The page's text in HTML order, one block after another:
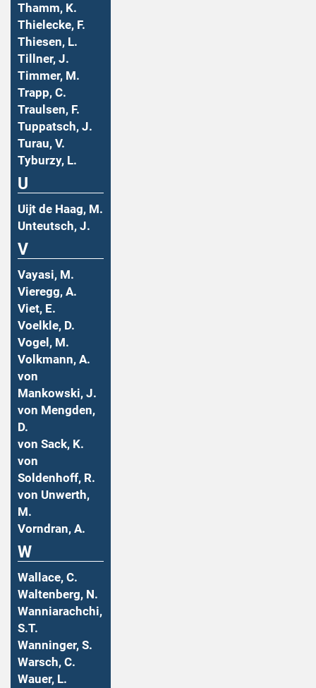
Thamm, K.
Thielecke, F.
Thiesen, L.
Tillner, J.
Timmer, M.
Trapp, C.
Traulsen, F.
Tuppatsch, J.
Turau, V.
Tyburzy, L.
U
Uijt de Haag, M.
Unteutsch, J.
V
Vayasi, M.
Vieregg, A.
Viet, E.
Voelkle, D.
Vogel, M.
Volkmann, A.
von
Mankowski, J.
von Mengden,
D.
von Sack, K.
von
Soldenhoff, R.
von Unwerth,
M.
Vorndran, A.
W
Wallace, C.
Waltenberg, N.
Wanniarachchi,
S.T.
Wanninger, S.
Warsch, C.
Wauer, L.